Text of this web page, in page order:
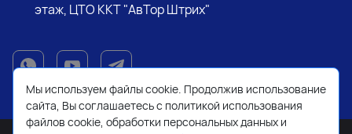
этаж, ЦТО ККТ "АвТор Штрих"
Мы используем файлы cookie. Продолжив использование
сайта, Вы соглашаетесь с политикой использования
файлов cookie, обработки персональных данных и